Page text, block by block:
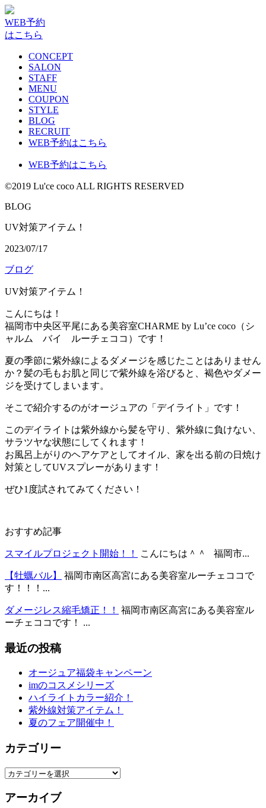
WEB予約
はこちら
CONCEPT
SALON
STAFF
MENU
COUPON
STYLE
BLOG
RECRUIT
WEB予約はこちら
WEB予約はこちら
©2019 Lu'ce coco ALL RIGHTS RESERVED
BLOG
UV対策アイテム！
2023/07/17
ブログ
UV対策アイテム！
こんにちは！
福岡市中央区平尾にある美容室CHARME by Lu’ce coco（シ
ャルム バイ ルーチェココ）です！
夏の季節に紫外線によるダメージを感じたことはありません
か？髪の毛もお肌と同じで紫外線を浴びると、褐色やダメー
ジを受けてしまいます。
そこで紹介するのがオージュアの「デイライト」です！
このデイライトは紫外線から髪を守り、紫外線に負けない、
サラツヤな状態にしてくれます！
お風呂上がりのヘアケアとしてオイル、家を出る前の日焼け
対策としてUVスプレーがあります！
ぜひ1度試されてみてください！
おすすめ記事
スマイルプロジェクト開始！！ こんにちは＾＾ 福岡市...
【牡蠣バル】
福岡市南区高宮にある美容室ルーチェココで
す！！！...
ダメージレス縮毛矯正！！
福岡市南区高宮にある美容室ル
ーチェココです！ ...
最近の投稿
オージュア福袋キャンペーン
imのコスメシリーズ
ハイライトカラー紹介！
紫外線対策アイテム！
夏のフェア開催中！
カテゴリー
カ
ゴ
アーカイブ